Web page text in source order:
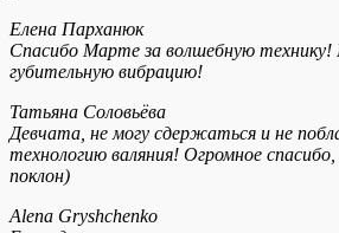
Елена Парханюк
Спасибо Марте за волшебную
губительную вибрацию!
Татьяна Соловьёва
Девчата, не могу сдержаться и не
технологию валяния! Огромное
поклон)
Alena Gryshchenko